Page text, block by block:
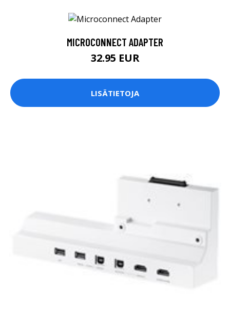
MICROCONNECT ADAPTER
32.95 EUR
LISÄTIETOJA